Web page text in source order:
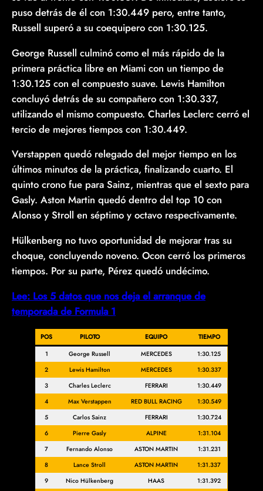
puso detrás de él con 1:30.449 pero, entre tanto,
Russell superó a su coequipero con 1:30.125.
George Russell culminó como el más rápido de la
primera práctica libre en Miami con un tiempo de
1:30.125 con el compuesto suave. Lewis Hamilton
concluyó detrás de su compañero con 1:30.337,
utilizando el mismo compuesto. Charles Leclerc cerró el
tercio de mejores tiempos con 1:30.449.
Verstappen quedó relegado del mejor tiempo en los
últimos minutos de la práctica, finalizando cuarto. El
quinto crono fue para Sainz, mientras que el sexto para
Gasly. Aston Martin quedó dentro del top 10 con
Alonso y Stroll en séptimo y octavo respectivamente.
Hülkenberg no tuvo oportunidad de mejorar tras su
choque, concluyendo noveno. Ocon cerró los primeros
tiempos. Por su parte, Pérez quedó undécimo.
Lee: Los 5 datos que nos deja el arranque de
temporada de Formula 1
POS PILOTO EQUIPO
TIEMPO
1
George Russell MERCEDES
1:30.125
2
Lewis Hamilton MERCEDES
1:30.337
3
Charles Leclerc FERRARI
1:30.449
4
Max Verstappen RED BULL RACING
1:30.549
5
Carlos Sainz FERRARI
1:30.724
6
Pierre Gasly ALPINE
1:31.104
7
Fernando Alonso ASTON MARTIN
1:31.231
8
Lance Stroll ASTON MARTIN
1:31.337
9
Nico Hülkenberg HAAS
1:31.392